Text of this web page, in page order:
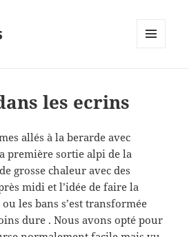
les ecrins
allés à la berarde avec
première sortie alpi de la
grosse chaleur avec des
midi et l’idée de faire la
les bans s’est transformée
dure . Nous avons opté pour